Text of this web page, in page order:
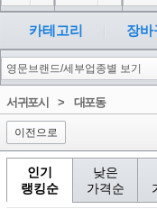
5
6 1-1 waitfor
1
카테고리 장바
서귀포시> 대포동
이전으로
인기
랭킹순
낮은
가격순